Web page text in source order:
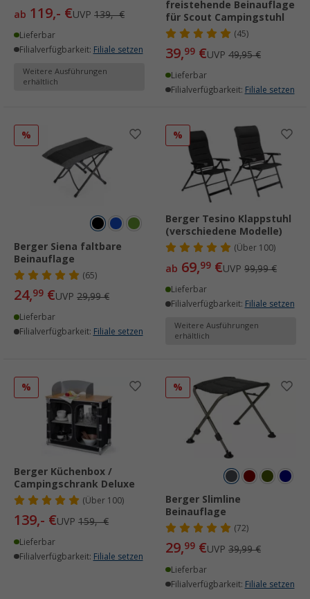
ab 119,- €UVP 139,- €
Lieferbar
Filialverfügbarkeit: Filiale setzen
Weitere Ausführungen
erhältlich
freistehende Beinauflage
für Scout Campingstuhl
(45)
39,99 €UVP 49,95 €
Lieferbar
Filialverfügbarkeit: Filiale setzen
%
Berger Siena faltbare
Beinauflage
(65)
24,99 €UVP 29,99 €
Lieferbar
Filialverfügbarkeit: Filiale setzen
%
Berger Tesino Klappstuhl
(verschiedene Modelle)
(Über100)
ab 69,99 €UVP 99,99 €
Lieferbar
Filialverfügbarkeit: Filiale setzen
Weitere Ausführungen
erhältlich
%
Berger Küchenbox /
Campingschrank Deluxe
(Über100)
139,- €UVP 159,- €
Lieferbar
Filialverfügbarkeit: Filiale setzen
%
Berger Slimline
Beinauflage
(72)
29,99 €UVP 39,99 €
Lieferbar
Filialverfügbarkeit: Filiale setzen